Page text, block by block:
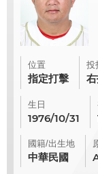
位置
指定打擊
投
生日
1976/10/31
國籍/出生地
中華民國